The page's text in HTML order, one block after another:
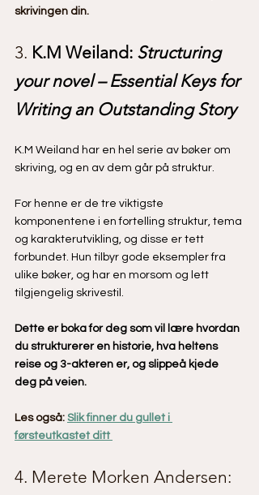
skrivingen din.
3. K.M Weiland: Structuring
your novel – Essential Keys for
Writing an Outstanding Story
K.M Weiland har en hel serie av bøker om
skriving, og en av dem går på struktur.
For henne er de tre viktigste
komponentene i en fortelling struktur, tema
og karakterutvikling, og disse er tett
forbundet. Hun tilbyr gode eksempler fra
ulike bøker, og har en morsom og lett
tilgjengelig skrivestil.
Dette er boka for deg som vil lære hvordan
du strukturerer en historie, hva heltens
reise og 3-akteren er, og slippeå kjede
deg på veien.
Les også: Slik finner du gullet i
førsteutkastet ditt
4. Merete Morken Andersen: